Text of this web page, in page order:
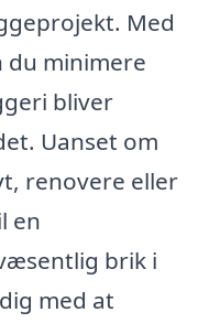
Med
minimere
bliver
Uanset om
renovere eller
en
brik i
med at